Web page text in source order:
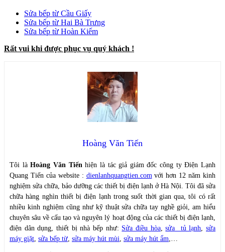
Sửa bếp từ Cầu Giấy
Sửa bếp từ Hai Bà Trưng
Sửa bếp từ Hoàn Kiếm
Rất vui khi được phục vụ quý khách !
Hoàng Văn Tiến
Tôi làHoàng Văn Tiến hiện là tác giả giám đốc công ty Điện Lạnh
Quang Tiến của website : dienlanhquangtien.com với hơn 12 năm kinh
nghiệm sửa chữa, bảo dưỡng các thiết bị điện lạnh ở Hà Nội. Tôi đã sửa
chữa hàng nghìn thiết bị điện lạnh trong suốt thời gian qua, tôi có rất
nhiều kinh nghiệm cũng như kỹ thuật sửa chữa tay nghề giỏi, am hiểu
chuyên sâu về cấu tạo và nguyên lý hoạt động của các thiết bị điện lạnh,
điện dân dụng, thiết bị nhà bếp như: Sửa điều hòa,sửa tủ lạnh ,sửa
máy giặt sửa bếp từ sửa máy hút mùi sửa máy hút ẩm